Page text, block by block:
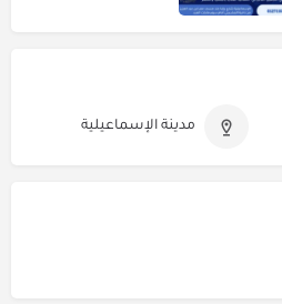
مدينة الإسماعيلية